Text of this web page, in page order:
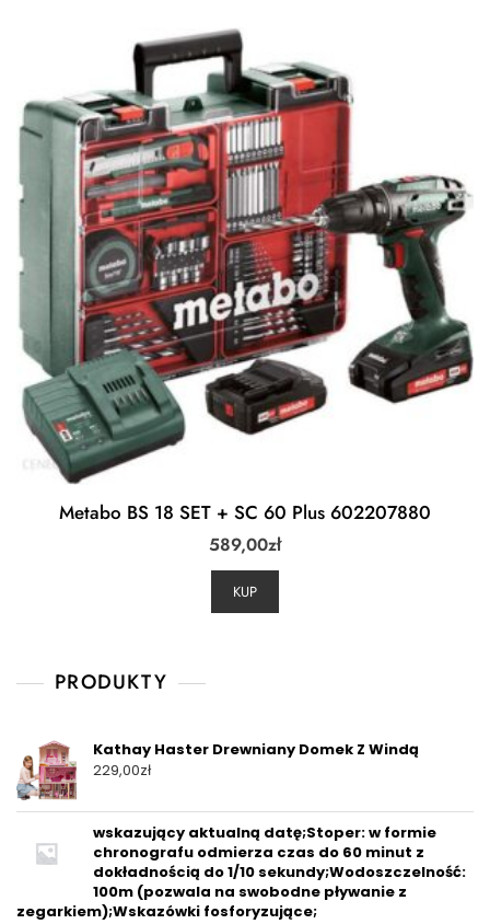
Metabo BS 18 SET + SC 60 Plus 602207880
589,00zł
KUP
PRODUKTY
Kathay Haster Drewniany Domek Z Windą
229,00zł
wskazujący aktualną datę;Stoper: w formie
chronografu odmierza czas do 60 minut z
dokładnością do 1/10 sekundy;Wodoszczelność:
100m (pozwala na swobodne pływanie z
zegarkiem);Wskazówki fosforyzujące;